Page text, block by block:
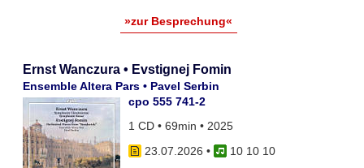
»zur Besprechung«
Ernst Wanczura • Evstignej Fomin
Ensemble Altera Pars • Pavel Serbin
cpo 555 741-2
1 CD • 69min • 2025
23.07.2026 •
10 10 10